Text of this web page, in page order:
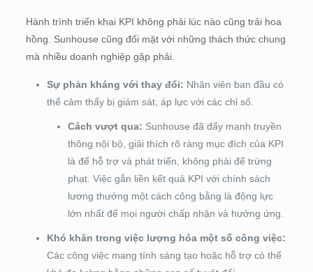
Hành trình triển khai KPI không phải lúc nào cũng trải hoa
hồng. Sunhouse cũng đối mặt với những thách thức chung
mà nhiều doanh nghiệp gặp phải.
Sự phản kháng với thay đổi: Nhân viên ban đầu có
thể cảm thấy bị giám sát, áp lực với các chỉ số.
Cách vượt qua: Sunhouse đã đẩy mạnh truyền
thông nội bộ, giải thích rõ ràng mục đích của KPI
là để hỗ trợ và phát triển, không phải để trừng
phạt. Việc gắn liền kết quả KPI với chính sách
lương thưởng một cách công bằng là động lực
lớn nhất để mọi người chấp nhận và hưởng ứng.
Khó khăn trong việc lượng hóa một số công việc:
Các công việc mang tính sáng tạo hoặc hỗ trợ có thể